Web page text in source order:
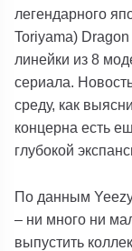
легендарного
Toriyama)
линейки из 8
сериала.
среду, как
концерна есть
глубокой
По данным
– ни много ни
выпустить